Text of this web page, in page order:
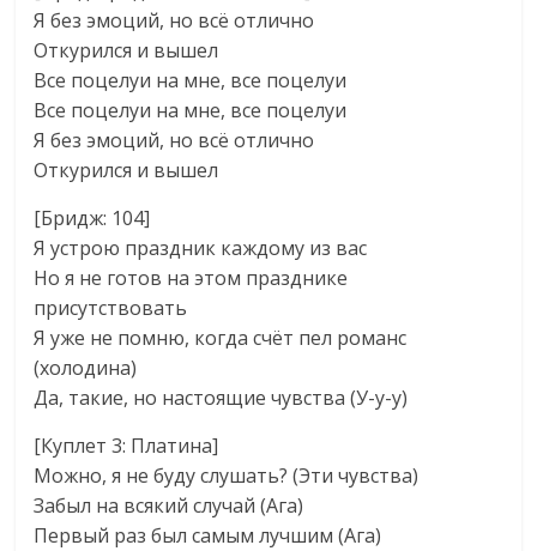
Я без эмоций, но всё отлично
Откурился и вышел
Все поцелуи на мне, все поцелуи
Все поцелуи на мне, все поцелуи
Я без эмоций, но всё отлично
Откурился и вышел
[Бридж: 104]
Я устрою праздник каждому из вас
Но я не готов на этом празднике
присутствовать
Я уже не помню, когда счёт пел романс
(холодина)
Да, такие, но настоящие чувства (У-у-у)
[Куплет 3: Платина]
Можно, я не буду слушать? (Эти чувства)
Забыл на всякий случай (Ага)
Первый раз был самым лучшим (Ага)